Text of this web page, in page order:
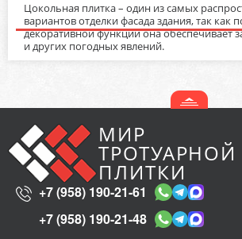
Цокольная плитка – один из самых
вариантов отделки фасада здания, так как
декоративной функции она обеспечивает
и других погодных явлений.
МИР
ТРОТУАРНОЙ
ПЛИТКИ
+7 (958) 190-21-61
+7 (958) 190-21-48